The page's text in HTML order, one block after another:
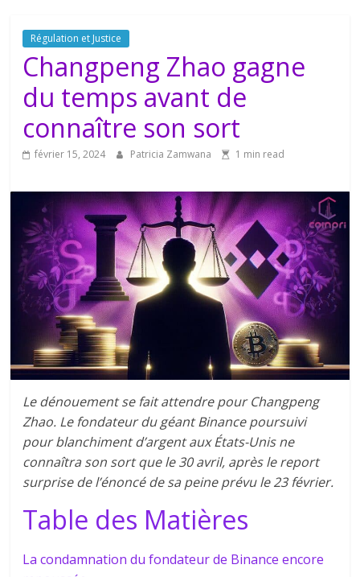
Régulation et Justice
Changpeng Zhao gagne
du temps avant de
connaître son sort
février 15, 2024 Patricia Zamwana 1 min read
Le dénouement se fait attendre pour Changpeng
Zhao. Le fondateur du géant Binance poursuivi
pour blanchiment d’argent aux États-Unis ne
connaîtra son sort que le 30 avril, après le report
surprise de l’énoncé de sa peine prévu le 23 février.
Table des Matières
La condamnation du fondateur de Binance encore